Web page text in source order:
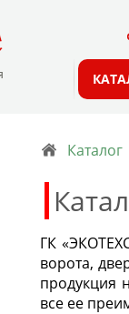
Каталог
ГК
ворота,
продукция
все ее